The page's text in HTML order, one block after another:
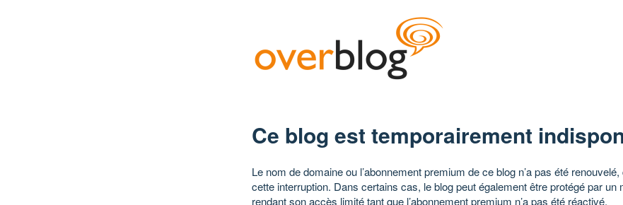
Ce blog est temporairement
Le nom de domaine ou l’abonnement premium de ce blog n’a pas été
cette interruption. Dans certains cas, le blog peut également être protégé par un
rendant son accès limité tant que l’abonnement premium n’a pas été réactivé.